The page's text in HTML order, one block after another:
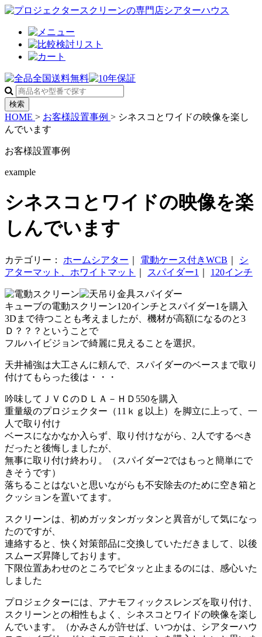
検索
HOME > お客様設置事例 > シネスコとワイドの映像を楽し
んでいます
お客様設置事例
example
シネスコとワイドの映像を楽
しんでいます
カテゴリー： ホームシアター 電動ケース付きWCB
シ
アターマット、ホワイトマット
スパイダー1 120インチ
キューブの電動スクリーン120インチとスパイダー1を購入
3Dまで待つことも考えましたが、機材が高額になるのと3
Ｄ？？？ということで
フルハイビジョンで綺麗に見えることを選択。
天井補強は大工さんに頼んで、スパイダーのベースまで取り
付けてもらった後は・・・
吟味してＪＶＣのＤＬＡ－ＨＤ550を購入
重量級のプロジェクター（11ｋｇ以上）を脚立に上って、一
人で取り付け
ベースになかなか入らず、取り付けながら、2人でするべき
だったと後悔しましたが、
無事に取り付け終わり。（スパイダー2ではもっと簡単にで
きそうです）
落ちることはないと思いながらも不安除去のために空き箱と
クッションを置いてます。
スクリーンは、初めガッタンガッタンと異音がして気になっ
たのですが、
連絡すると、快く対策部品に交換していただきまして、以後
スムーズ昇降しております。
下限位置あわせのところでピタッと止まるのには、感心いた
しました
プロジェクターには、アナモフィックスレンズを取り付け、
スクリーンとの相性もよく、シネスコとワイドの映像を楽し
んでいます。（かみさんが許せば、いつかは、シアターハウ